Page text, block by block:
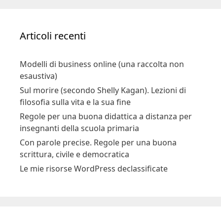
Articoli recenti
Modelli di business online (una raccolta non
esaustiva)
Sul morire (secondo Shelly Kagan). Lezioni di
filosofia sulla vita e la sua fine
Regole per una buona didattica a distanza per
insegnanti della scuola primaria
Con parole precise. Regole per una buona
scrittura, civile e democratica
Le mie risorse WordPress declassificate